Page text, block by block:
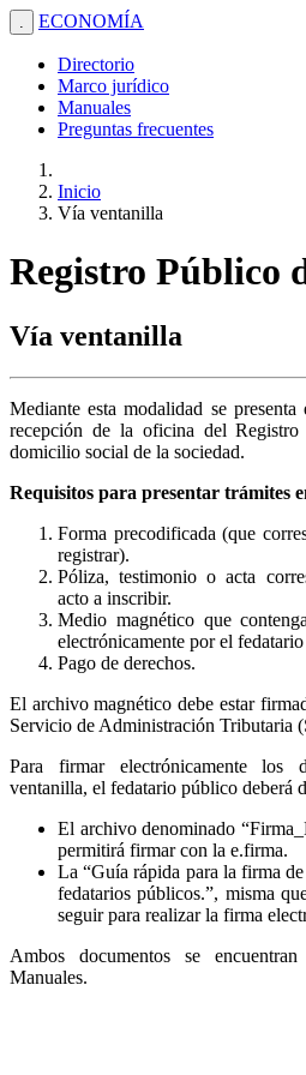
. ECONOMÍA
Directorio
Marco jurídico
Manuales
Preguntas frecuentes
Inicio
Vía ventanilla
Registro Público
Vía ventanilla
Mediante esta modalidad se
recepción de la oficina del
domicilio social de la sociedad.
Requisitos para presentar trámites
Forma precodificada (que
registrar).
Póliza, testimonio o acta
acto a inscribir.
Medio magnético que
electrónicamente por el
Pago de derechos.
El archivo magnético debe estar
Servicio de Administración Tributaria
Para firmar electrónicamente los
ventanilla, el fedatario público deberá
El archivo denominado
permitirá firmar con la e.firma.
La “Guía rápida para la firma
fedatarios públicos.”, misma
seguir para realizar la firma
Ambos documentos se
Manuales.